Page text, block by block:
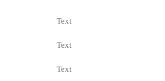
Text
Text
Text